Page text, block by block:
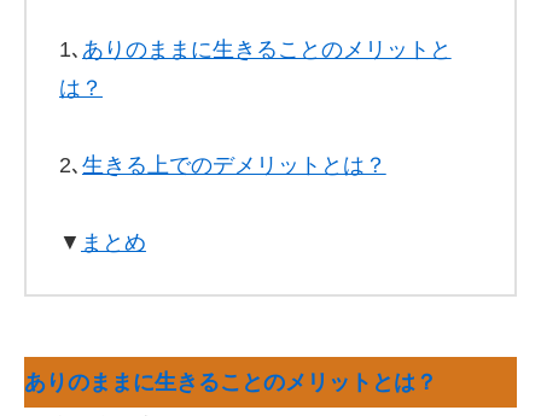
1､ ありのままに生きることのメリットと
は？
2､ 生きる上でのデメリットとは？
▼ まとめ
ありのままに生きることのメリットとは？